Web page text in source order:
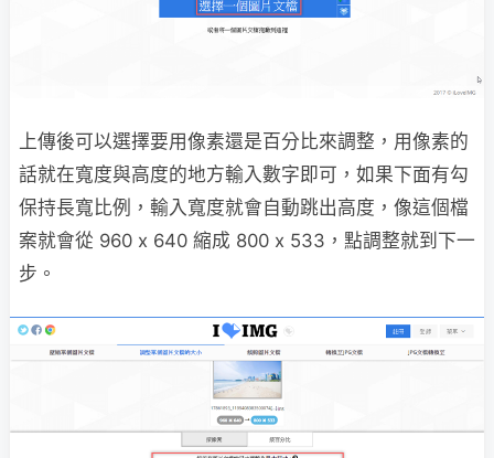
上傳後可以選擇要用像素還是百分比來調整，用像素的
話就在寬度與高度的地方輸入數字即可，如果下面有勾
保持長寬比例，輸入寬度就會自動跳出高度，像這個檔
案就會從 960 x 640 縮成 800 x 533，點調整就到下一
步。